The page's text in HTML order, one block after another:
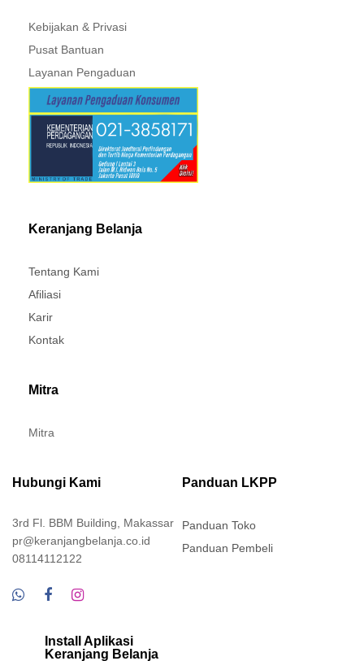
Kebijakan & Privasi
Pusat Bantuan
Layanan Pengaduan
Keranjang Belanja
Tentang Kami
Afiliasi
Karir
Kontak
Mitra
Mitra
Hubungi Kami
3rd Fl. BBM Building, Makassar
pr@keranjangbelanja.co.id
08114112122
Panduan LKPP
Panduan Toko
Panduan Pembeli
Install Aplikasi
Keranjang Belanja